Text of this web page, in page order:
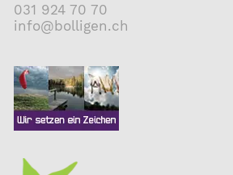
031 924 70 70
nf
b ll g n ch